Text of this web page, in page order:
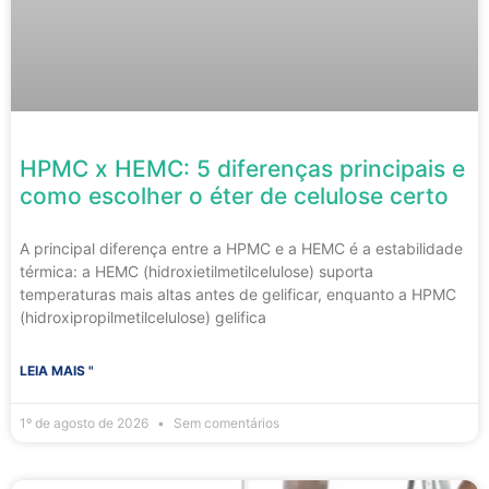
HPMC x HEMC: 5 diferenças principais e
como escolher o éter de celulose certo
A principal diferença entre a HPMC e a HEMC é a estabilidade
térmica: a HEMC (hidroxietilmetilcelulose) suporta
temperaturas mais altas antes de gelificar, enquanto a HPMC
(hidroxipropilmetilcelulose) gelifica
LEIA MAIS "
1º de agosto de 2026 Sem comentários